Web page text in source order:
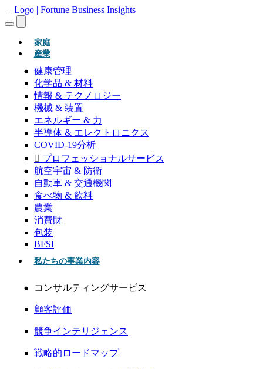
家庭(現在)
産業
健康管理
化学品 & 材料
情報 & テクノロジー
機械 & 装置
エネルギー & 力
半導体 & エレクトロニクス
COVID-19分析
プロフェッショナルサービス
航空宇宙 & 防衛
自動車 & 交通機関
食べ物 & 飲料
農業
消費財
包装
BFSI
私たちの事業内容
コンサルティングサービス
顧客評価
競争インテリジェンス
戦略的ロードマップ